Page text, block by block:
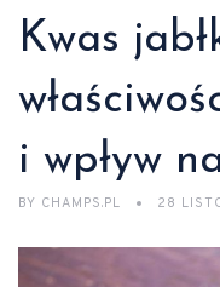
Kwas
i wpływ
BY CHAMPS.PL 28